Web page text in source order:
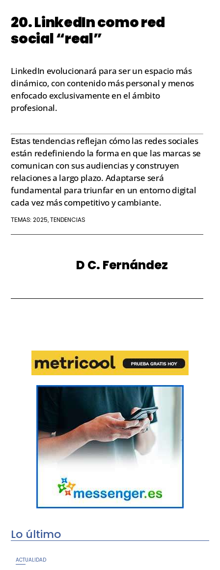
20. LinkedIn como red
social “real”
LinkedIn evolucionará para ser un espacio más
dinámico, con contenido más personal y menos
enfocado exclusivamente en el ámbito
profesional.
Estas tendencias reflejan cómo las redes sociales
están redefiniendo la forma en que las marcas se
comunican con sus audiencias y construyen
relaciones a largo plazo. Adaptarse será
fundamental para triunfar en un entorno digital
cada vez más competitivo y cambiante.
TEMAS:2025,TENDENCIAS
D C. Fernández
Lo último
ACTUALIDAD